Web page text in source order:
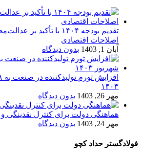
تقدیم بودجه ۱۴۰۴ با
اصلاحات اقتصادی
آبان 1, 1403
بدون دیدگاه
۱۴۰۳
مهر 26, 1403
بدون دیدگاه
هماهنگی دولت برای کنترل نقدینگی
مهر 24, 1403
بدون دیدگاه
فولادگستر حداد کچو